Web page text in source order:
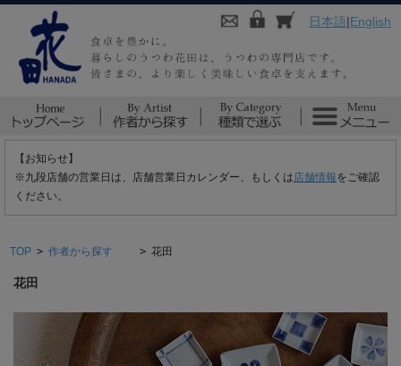
日本語|English
【お知らせ】
※九段店舗の営業日は、店舗営業日カレンダー、もしくは 店舗情報をご確認
ください。
TOP > 作者から探す > 花田
花田